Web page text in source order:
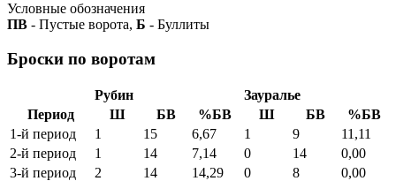
Условные обозначения
ПВ - Пустые ворота, Б - Буллиты
Броски по воротам
Рубин
Зауралье
Период
Ш БВ %БВ Ш БВ
%БВ
1-й период
1 15 6,67 1 9
11,11
2-й период
1 14 7,14 0 14
0,00
3-й период
2 14 14,29 0 8
0,00